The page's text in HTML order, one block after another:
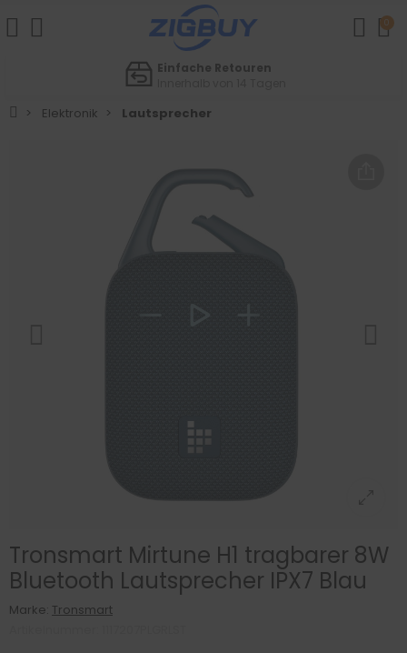
0
Schneller Kundendienst
Elektronik Lautsprecher
Tronsmart Mirtune H1 tragbarer 8W
Bluetooth Lautsprecher IPX7 Blau
Marke: Tronsmart